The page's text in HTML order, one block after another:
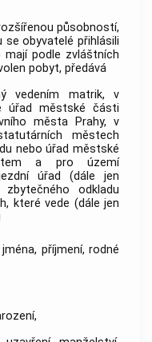
působností,
se obyvatelé přihlásili
mají podle zvláštních
pobyt, předává
vedením matrik, v
úřad městské části
města Prahy, v
městech
nebo úřad městské
a pro území
úřad (dále jen
odkladu
které vede (dále jen
příjmení, rodné